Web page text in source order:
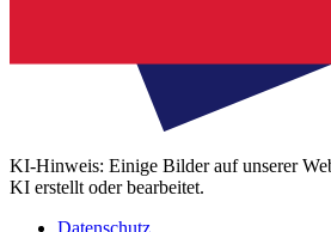
KI-Hinweis: Einige Bilder auf unserer
KI erstellt oder bearbeitet.